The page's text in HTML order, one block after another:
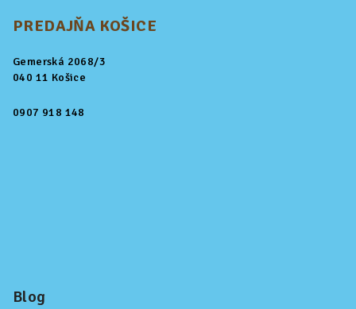
PREDAJŇA KOŠICE
Gemerská 2068/3
040 11 Košice
0907 918 148
Blog